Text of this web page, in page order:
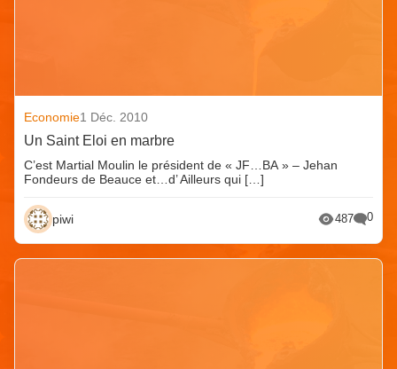
Economie1 Déc. 2010
Un Saint Eloi en marbre
C’est Martial Moulin le président de « JF…BA » – Jehan
Fondeurs de Beauce et…d’ Ailleurs qui […]
piwi 487 0